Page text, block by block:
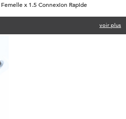
x 1.5 Connexion Rapide
voir plus